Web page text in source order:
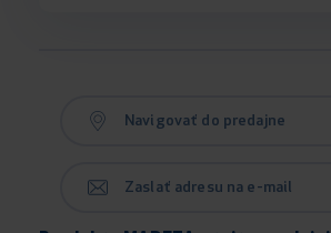
Navigovať do predajne
Zaslať adresu na e-mail